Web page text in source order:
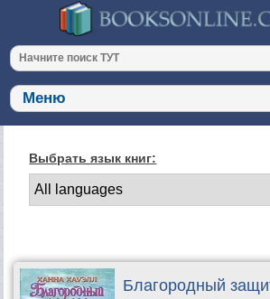
Выбрать язык книг:
Благородный